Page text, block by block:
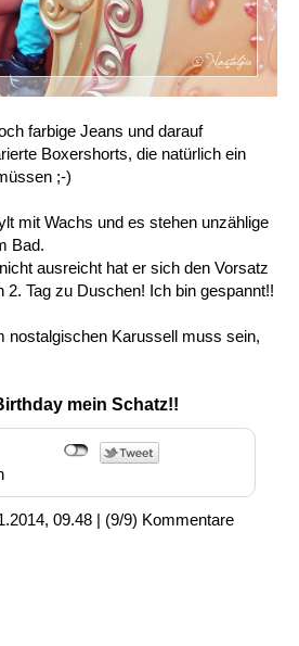
farbige Jeans und darauf
Boxershorts, die natürlich ein
;-)
mit Wachs und es stehen unzählige
Bad.
ausreicht hat er sich den Vorsatz
2. Tag zu Duschen! Ich bin gespannt!!
nostalgischen Karussell muss sein,
mein Schatz!!
09.48 | (9/9) Kommentare